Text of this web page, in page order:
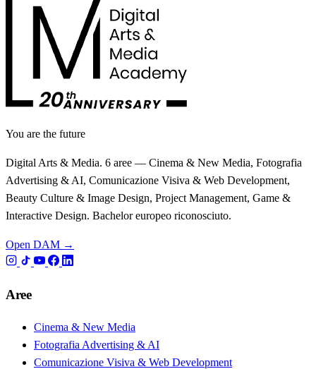
You are the future
Digital Arts & Media. 6 aree — Cinema & New Media, Fotografia
Advertising & AI, Comunicazione Visiva & Web Development,
Beauty Culture & Image Design, Project Management, Game &
Interactive Design. Bachelor europeo riconosciuto.
Open DAM →
Aree
Cinema & New Media
Fotografia Advertising & AI
Comunicazione Visiva & Web Development